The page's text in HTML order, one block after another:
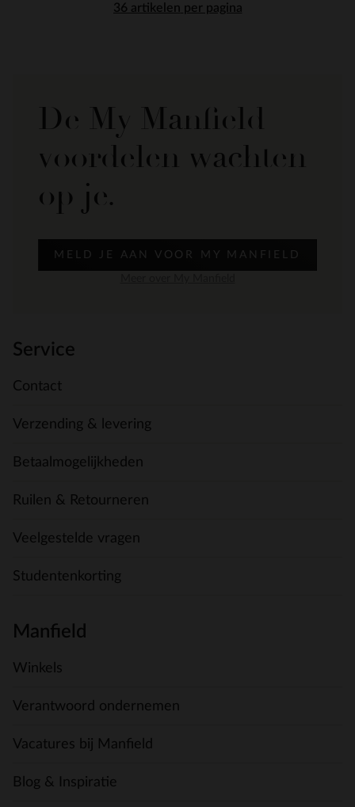
per pagina
De My Manfield
voordelen wachten
op je.
MELD JE AAN VOOR MY MANFIELD
Service
Contact
Verzending & levering
Betaalmogelijkheden
Ruilen & Retourneren
Veelgestelde vragen
Studentenkorting
Manfield
Winkels
Verantwoord ondernemen
Vacatures bij Manfield
Blog & Inspiratie